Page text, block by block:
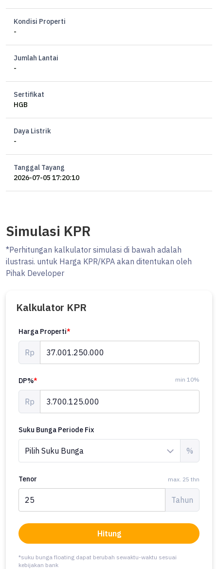
Kondisi Properti
-
Jumlah Lantai
-
Sertifikat
HGB
Daya Listrik
-
Tanggal Tayang
2026-07-05 17:20:10
Simulasi KPR
*Perhitungan kalkulator simulasi di bawah adalah
ilustrasi. untuk Harga KPR/KPA akan ditentukan oleh
Pihak Developer
Kalkulator KPR
Harga Properti*
Rp
DP%* min 10%
Rp
Suku Bunga Periode Fix
%
Tenor max. 25 thn
Tahun
Hitung
*suku bunga floating dapat berubah sewaktu-waktu sesuai
kebijakan bank